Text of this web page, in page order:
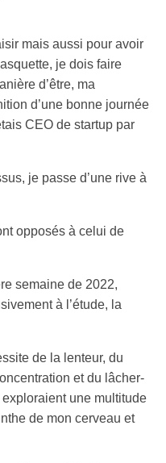
mais aussi pour avoir
je dois faire
d’être, ma
d’une bonne journée
CEO de startup par
je passe d’une rive à
opposés à celui de
semaine de 2022,
à l’étude, la
de la lenteur, du
et du lâcher-
une multitude
de mon cerveau et